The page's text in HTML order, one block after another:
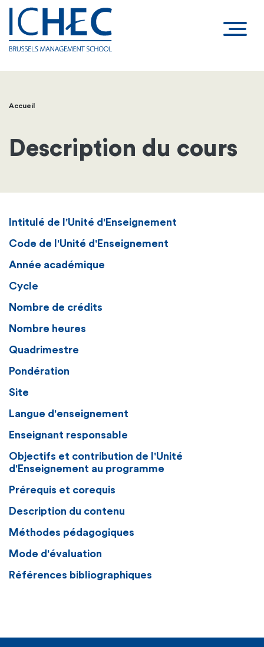
Fil
d'Ariane
Accueil
Description du cours
Intitulé de l'Unité d'Enseignement
Code de l'Unité d'Enseignement
Année académique
Cycle
Nombre de crédits
Nombre heures
Quadrimestre
Pondération
Site
Langue d'enseignement
Enseignant responsable
Objectifs et contribution de l'Unité
d'Enseignement au programme
Prérequis et corequis
Description du contenu
Méthodes pédagogiques
Mode d'évaluation
Références bibliographiques